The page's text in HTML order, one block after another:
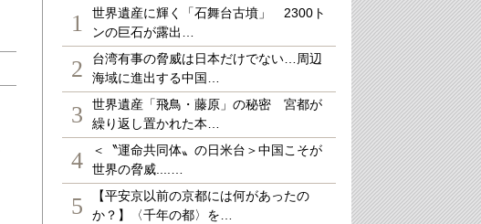
1
世界遺産に輝く「石舞台古墳」 2300ト
ンの巨石が露出…
2
台湾有事の脅威は日本だけでない…周辺
海域に進出する中国…
3
世界遺産「飛鳥・藤原」の秘密 宮都が
繰り返し置かれた本…
4
＜〝運命共同体〟の日米台＞中国こそが
世界の脅威....…
5
【平安京以前の京都には何があったの
か？】〈千年の都〉を…